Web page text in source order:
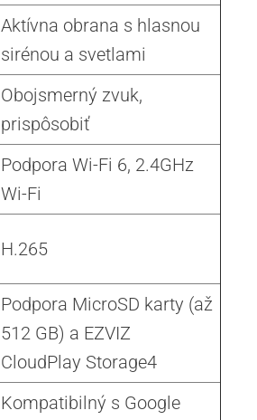
Aktívna obrana s hlasnou
sirénou a svetlami
Obojsmerný zvuk,
prispôsobiť
Podpora Wi-Fi 6, 2.4GHz
Wi-Fi
H.265
Podpora MicroSD karty (až
512 GB) a EZVIZ
CloudPlay Storage4
Kompatibilný s Google